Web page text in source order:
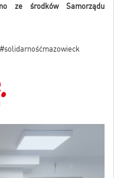
ze środków Samorządu